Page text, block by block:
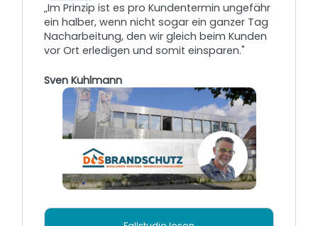
„Im Prinzip ist es pro Kundentermin ungefähr
ein halber, wenn nicht sogar ein ganzer Tag
Nacharbeitung, den wir gleich beim Kunden
vor Ort erledigen und somit einsparen."
Sven Kuhlmann